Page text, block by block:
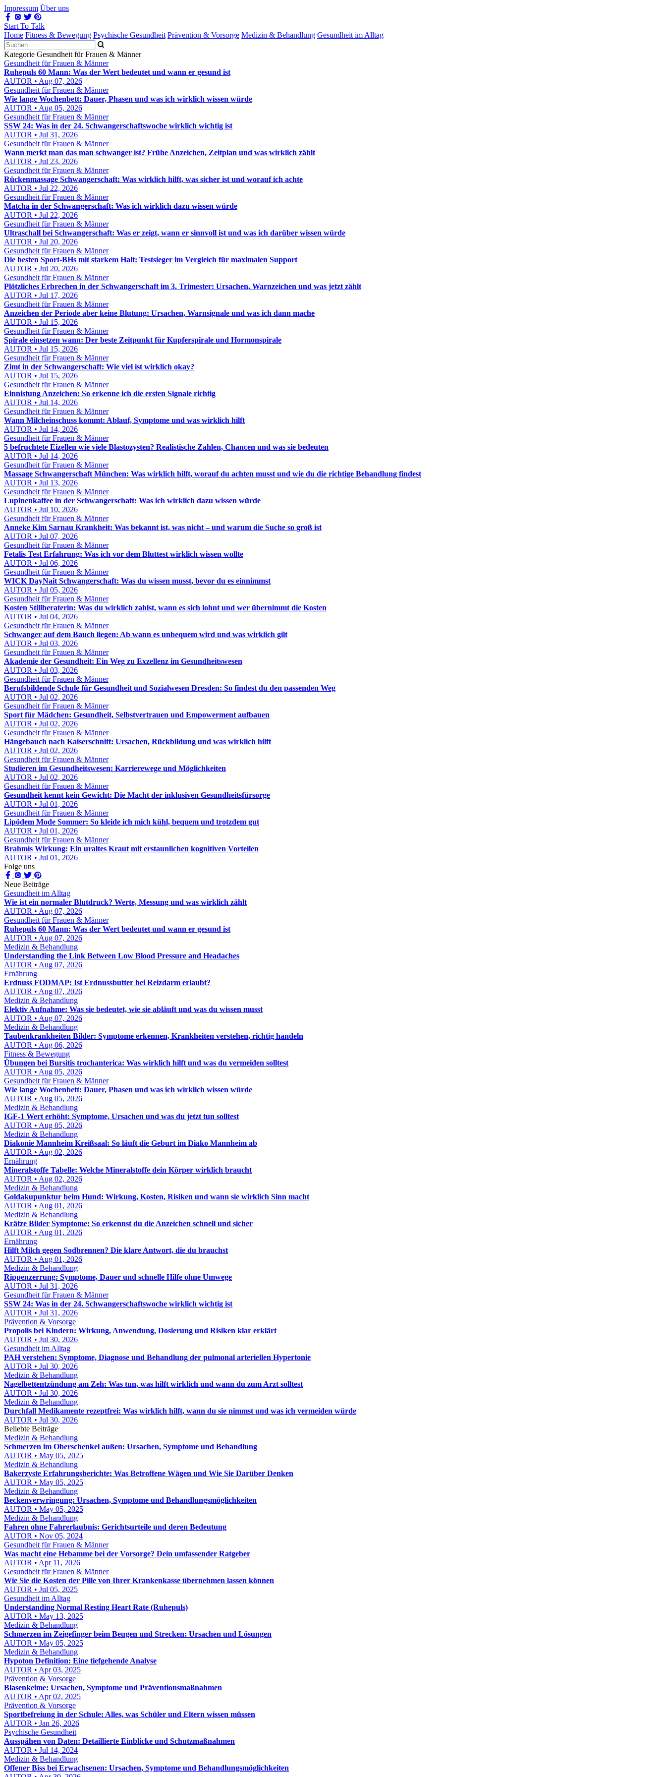
Impressum Über uns
Start To Talk
Home Fitness & Bewegung Psychische Gesundheit Prävention & Vorsorge Medizin & Behandlung Gesundheit im Alltag
Kategorie Gesundheit für Frauen & Männer
Gesundheit für Frauen & Männer
Ruhepuls 60 Mann: Was der Wert bedeutet und wann er gesund ist
AUTOR • Aug 07, 2026
Gesundheit für Frauen & Männer
Wie lange Wochenbett: Dauer, Phasen und was ich wirklich wissen würde
AUTOR • Aug 05, 2026
Gesundheit für Frauen & Männer
SSW 24: Was in der 24. Schwangerschaftswoche wirklich wichtig ist
AUTOR • Jul 31, 2026
Gesundheit für Frauen & Männer
Wann merkt man das man schwanger ist? Frühe Anzeichen, Zeitplan und was wirklich zählt
AUTOR • Jul 23, 2026
Gesundheit für Frauen & Männer
Rückenmassage Schwangerschaft: Was wirklich hilft, was sicher ist und worauf ich achte
AUTOR • Jul 22, 2026
Gesundheit für Frauen & Männer
Matcha in der Schwangerschaft: Was ich wirklich dazu wissen würde
AUTOR • Jul 22, 2026
Gesundheit für Frauen & Männer
Ultraschall bei Schwangerschaft: Was er zeigt, wann er sinnvoll ist und was ich darüber wissen würde
AUTOR • Jul 20, 2026
Gesundheit für Frauen & Männer
Die besten Sport-BHs mit starkem Halt: Testsieger im Vergleich für maximalen Support
AUTOR • Jul 20, 2026
Gesundheit für Frauen & Männer
Plötzliches Erbrechen in der Schwangerschaft im 3. Trimester: Ursachen, Warnzeichen und was jetzt zählt
AUTOR • Jul 17, 2026
Gesundheit für Frauen & Männer
Anzeichen der Periode aber keine Blutung: Ursachen, Warnsignale und was ich dann mache
AUTOR • Jul 15, 2026
Gesundheit für Frauen & Männer
Spirale einsetzen wann: Der beste Zeitpunkt für Kupferspirale und Hormonspirale
AUTOR • Jul 15, 2026
Gesundheit für Frauen & Männer
Zimt in der Schwangerschaft: Wie viel ist wirklich okay?
AUTOR • Jul 15, 2026
Gesundheit für Frauen & Männer
Einnistung Anzeichen: So erkenne ich die ersten Signale richtig
AUTOR • Jul 14, 2026
Gesundheit für Frauen & Männer
Wann Milcheinschuss kommt: Ablauf, Symptome und was wirklich hilft
AUTOR • Jul 14, 2026
Gesundheit für Frauen & Männer
5 befruchtete Eizellen wie viele Blastozysten? Realistische Zahlen, Chancen und was sie bedeuten
AUTOR • Jul 14, 2026
Gesundheit für Frauen & Männer
Massage Schwangerschaft München: Was wirklich hilft, worauf du achten musst und wie du die richtige Behandlung findest
AUTOR • Jul 13, 2026
Gesundheit für Frauen & Männer
Lupinenkaffee in der Schwangerschaft: Was ich wirklich dazu wissen würde
AUTOR • Jul 10, 2026
Gesundheit für Frauen & Männer
Anneke Kim Sarnau Krankheit: Was bekannt ist, was nicht – und warum die Suche so groß ist
AUTOR • Jul 07, 2026
Gesundheit für Frauen & Männer
Fetalis Test Erfahrung: Was ich vor dem Bluttest wirklich wissen wollte
AUTOR • Jul 06, 2026
Gesundheit für Frauen & Männer
WICK DayNait Schwangerschaft: Was du wissen musst, bevor du es einnimmst
AUTOR • Jul 05, 2026
Gesundheit für Frauen & Männer
Kosten Stillberaterin: Was du wirklich zahlst, wann es sich lohnt und wer übernimmt die Kosten
AUTOR • Jul 04, 2026
Gesundheit für Frauen & Männer
Schwanger auf dem Bauch liegen: Ab wann es unbequem wird und was wirklich gilt
AUTOR • Jul 03, 2026
Gesundheit für Frauen & Männer
Akademie der Gesundheit: Ein Weg zu Exzellenz im Gesundheitswesen
AUTOR • Jul 03, 2026
Gesundheit für Frauen & Männer
Berufsbildende Schule für Gesundheit und Sozialwesen Dresden: So findest du den passenden Weg
AUTOR • Jul 02, 2026
Gesundheit für Frauen & Männer
Sport für Mädchen: Gesundheit, Selbstvertrauen und Empowerment aufbauen
AUTOR • Jul 02, 2026
Gesundheit für Frauen & Männer
Hängebauch nach Kaiserschnitt: Ursachen, Rückbildung und was wirklich hilft
AUTOR • Jul 02, 2026
Gesundheit für Frauen & Männer
Studieren im Gesundheitswesen: Karrierewege und Möglichkeiten
AUTOR • Jul 02, 2026
Gesundheit für Frauen & Männer
Gesundheit kennt kein Gewicht: Die Macht der inklusiven Gesundheitsfürsorge
AUTOR • Jul 01, 2026
Gesundheit für Frauen & Männer
Lipödem Mode Sommer: So kleide ich mich kühl, bequem und trotzdem gut
AUTOR • Jul 01, 2026
Gesundheit für Frauen & Männer
Brahmis Wirkung: Ein uraltes Kraut mit erstaunlichen kognitiven Vorteilen
AUTOR • Jul 01, 2026
Folge uns
Neue Beiträge
Gesundheit im Alltag
Wie ist ein normaler Blutdruck? Werte, Messung und was wirklich zählt
AUTOR • Aug 07, 2026
Gesundheit für Frauen & Männer
Ruhepuls 60 Mann: Was der Wert bedeutet und wann er gesund ist
AUTOR • Aug 07, 2026
Medizin & Behandlung
Understanding the Link Between Low Blood Pressure and Headaches
AUTOR • Aug 07, 2026
Ernährung
Erdnuss FODMAP: Ist Erdnussbutter bei Reizdarm erlaubt?
AUTOR • Aug 07, 2026
Medizin & Behandlung
Elektiv Aufnahme: Was sie bedeutet, wie sie abläuft und was du wissen musst
AUTOR • Aug 07, 2026
Medizin & Behandlung
Taubenkrankheiten Bilder: Symptome erkennen, Krankheiten verstehen, richtig handeln
AUTOR • Aug 06, 2026
Fitness & Bewegung
Übungen bei Bursitis trochanterica: Was wirklich hilft und was du vermeiden solltest
AUTOR • Aug 05, 2026
Gesundheit für Frauen & Männer
Wie lange Wochenbett: Dauer, Phasen und was ich wirklich wissen würde
AUTOR • Aug 05, 2026
Medizin & Behandlung
IGF-1 Wert erhöht: Symptome, Ursachen und was du jetzt tun solltest
AUTOR • Aug 05, 2026
Medizin & Behandlung
Diakonie Mannheim Kreißsaal: So läuft die Geburt im Diako Mannheim ab
AUTOR • Aug 02, 2026
Ernährung
Mineralstoffe Tabelle: Welche Mineralstoffe dein Körper wirklich braucht
AUTOR • Aug 02, 2026
Medizin & Behandlung
Goldakupunktur beim Hund: Wirkung, Kosten, Risiken und wann sie wirklich Sinn macht
AUTOR • Aug 01, 2026
Medizin & Behandlung
Krätze Bilder Symptome: So erkennst du die Anzeichen schnell und sicher
AUTOR • Aug 01, 2026
Ernährung
Hilft Milch gegen Sodbrennen? Die klare Antwort, die du brauchst
AUTOR • Aug 01, 2026
Medizin & Behandlung
Rippenzerrung: Symptome, Dauer und schnelle Hilfe ohne Umwege
AUTOR • Jul 31, 2026
Gesundheit für Frauen & Männer
SSW 24: Was in der 24. Schwangerschaftswoche wirklich wichtig ist
AUTOR • Jul 31, 2026
Prävention & Vorsorge
Propolis bei Kindern: Wirkung, Anwendung, Dosierung und Risiken klar erklärt
AUTOR • Jul 30, 2026
Gesundheit im Alltag
PAH verstehen: Symptome, Diagnose und Behandlung der pulmonal arteriellen Hypertonie
AUTOR • Jul 30, 2026
Medizin & Behandlung
Nagelbettentzündung am Zeh: Was tun, was hilft wirklich und wann du zum Arzt solltest
AUTOR • Jul 30, 2026
Medizin & Behandlung
Durchfall Medikamente rezeptfrei: Was wirklich hilft, wann du sie nimmst und was ich vermeiden würde
AUTOR • Jul 30, 2026
Beliebte Beiträge
Medizin & Behandlung
Schmerzen im Oberschenkel außen: Ursachen, Symptome und Behandlung
AUTOR • May 05, 2025
Medizin & Behandlung
Bakerzyste Erfahrungsberichte: Was Betroffene Wägen und Wie Sie Darüber Denken
AUTOR • May 05, 2025
Medizin & Behandlung
Beckenverwringung: Ursachen, Symptome und Behandlungsmöglichkeiten
AUTOR • May 05, 2025
Medizin & Behandlung
Fahren ohne Fahrerlaubnis: Gerichtsurteile und deren Bedeutung
AUTOR • Nov 05, 2024
Gesundheit für Frauen & Männer
Was macht eine Hebamme bei der Vorsorge? Dein umfassender Ratgeber
AUTOR • Apr 11, 2026
Gesundheit für Frauen & Männer
Wie Sie die Kosten der Pille von Ihrer Krankenkasse übernehmen lassen können
AUTOR • Jul 05, 2025
Gesundheit im Alltag
Understanding Normal Resting Heart Rate (Ruhepuls)
AUTOR • May 13, 2025
Medizin & Behandlung
Schmerzen im Zeigefinger beim Beugen und Strecken: Ursachen und Lösungen
AUTOR • May 05, 2025
Medizin & Behandlung
Hypoton Definition: Eine tiefgehende Analyse
AUTOR • Apr 03, 2025
Prävention & Vorsorge
Blasenkeime: Ursachen, Symptome und Präventionsmaßnahmen
AUTOR • Apr 02, 2025
Prävention & Vorsorge
Sportbefreiung in der Schule: Alles, was Schüler und Eltern wissen müssen
AUTOR • Jan 26, 2026
Psychische Gesundheit
Ausspähen von Daten: Detaillierte Einblicke und Schutzmaßnahmen
AUTOR • Jul 14, 2024
Medizin & Behandlung
Offener Biss bei Erwachsenen: Ursachen, Symptome und Behandlungsmöglichkeiten